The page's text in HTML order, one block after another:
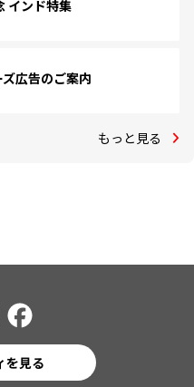
インド特集
ズ広告のご案内
もっと見る
を見る